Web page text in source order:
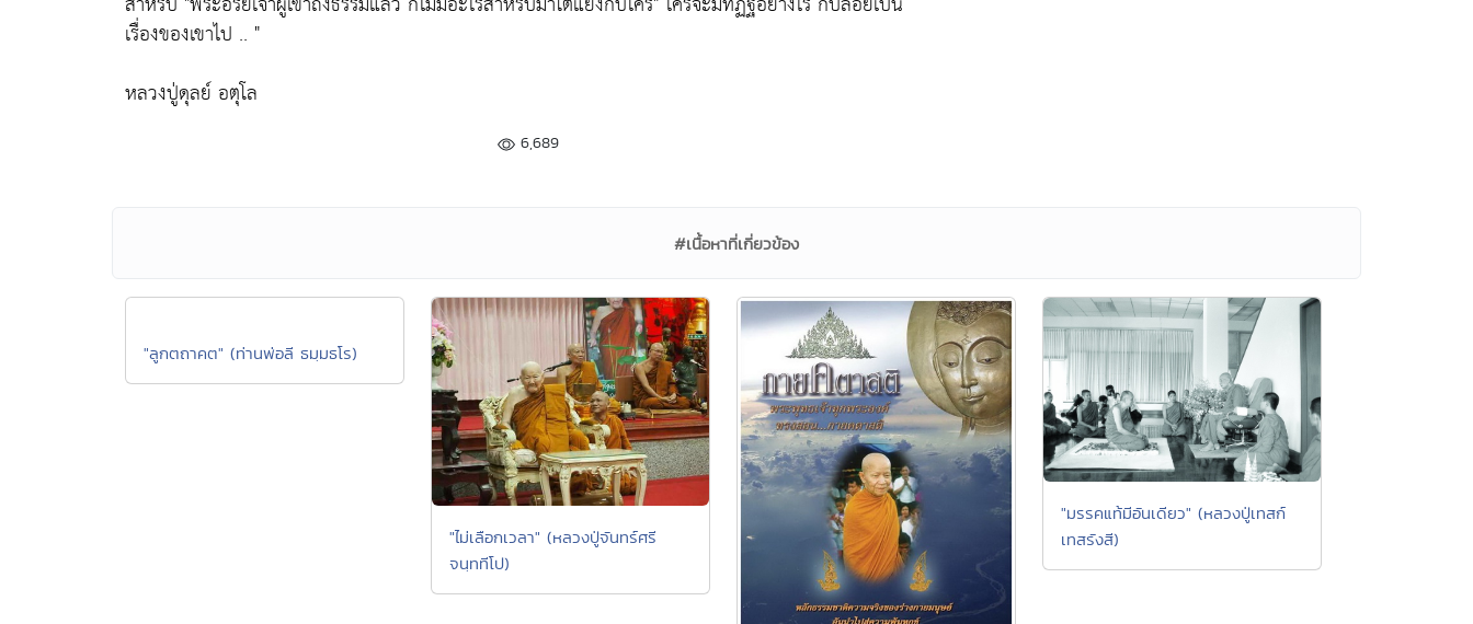
เรื่องของเขาไป .. "
หลวงปู่ดุลย์ อตุโล
6,689
#เนื้อหาที่เกี่ยวข้อง
"ลูกตถาคต" (ท่านพ่อลี ธมฺมธโร)
"ไม่เลือกเวลา" (หลวงปู่จันทร์ศรี
จนฺททีโป)
"มรรคแท้มีอันเดียว" (หลวงปู่เทสก์
เทสรังสี)